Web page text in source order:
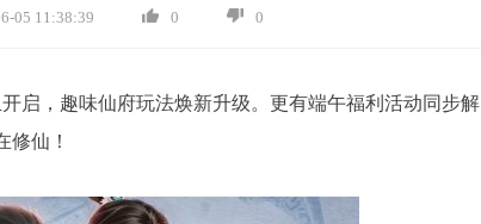
05 11:38:39 0 0
启，趣味仙府玩法焕新升级。更有端午福利活动同步解
修仙！